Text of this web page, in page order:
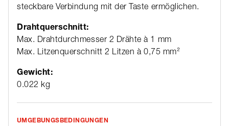
steckbare Verbindung mit der Taste ermöglichen.
Drahtquerschnitt:
Max. Drahtdurchmesser 2 Drähte à 1 mm
Max. Litzenquerschnitt 2 Litzen à 0,75 mm²
Gewicht:
0.022 kg
UMGEBUNGSBEDINGUNGEN